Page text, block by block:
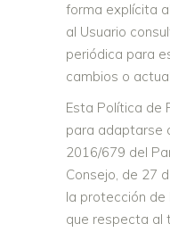
forma explícita
al Usuario
periódica para
cambios o
Esta Política de
para adaptarse
2016/679 del
Consejo, de 27
la protección de
que respecta al